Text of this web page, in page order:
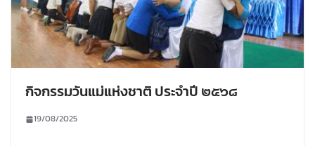
กิจกรรมวันแม่แห่งชาติ ประจำปี ๒๕๖๘
19/08/2025